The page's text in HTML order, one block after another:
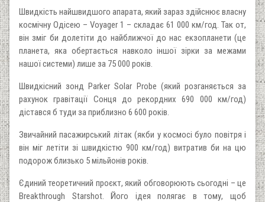
Швидкість найшвидшого апарата, який зараз здійснює власну
космічну Одісею – Voyager 1 – складає 61 000 км/год. Так от,
він зміг би долетіти до найближчої до нас екзопланети (це
планета, яка обертається навколо іншої зірки за межами
нашої системи) лише за 75 000 років.
Швидкісний зонд Parker Solar Probe (який розганяється за
рахунок гравітації Сонця до рекордних 690 000 км/год)
дістався б туди за приблизно 6 600 років.
Звичайний пасажирський літак (якби у космосі було повітря і
він міг летіти зі швидкістю 900 км/год) витратив би на цю
подорож близько 5 мільйонів років.
Єдиний теоретичний проєкт, який обговорюють сьогодні – це
Breakthrough Starshot. Його ідея полягає в тому, щоб